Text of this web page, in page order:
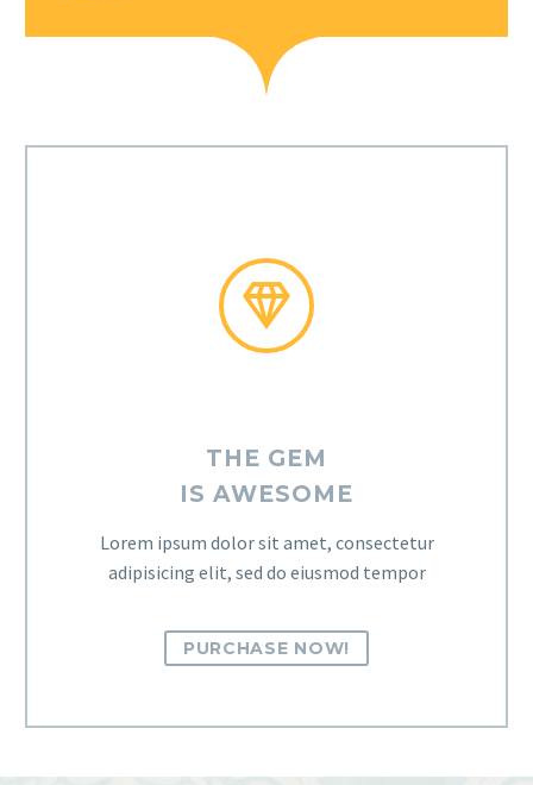


THE GEM
IS AWESOME
Lorem ipsum dolor sit amet, consectetur
adipisicing elit, sed do eiusmod tempor
PURCHASE NOW!